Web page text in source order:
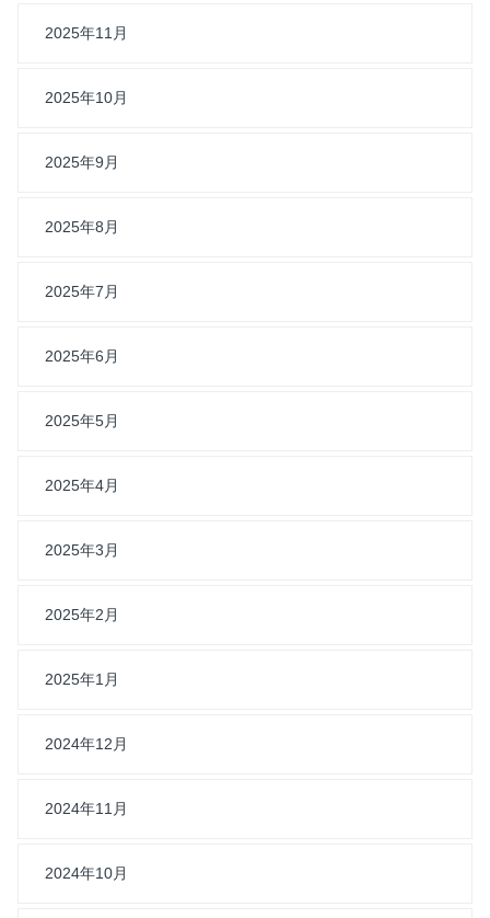
2025年11月
2025年10月
2025年9月
2025年8月
2025年7月
2025年6月
2025年5月
2025年4月
2025年3月
2025年2月
2025年1月
2024年12月
2024年11月
2024年10月